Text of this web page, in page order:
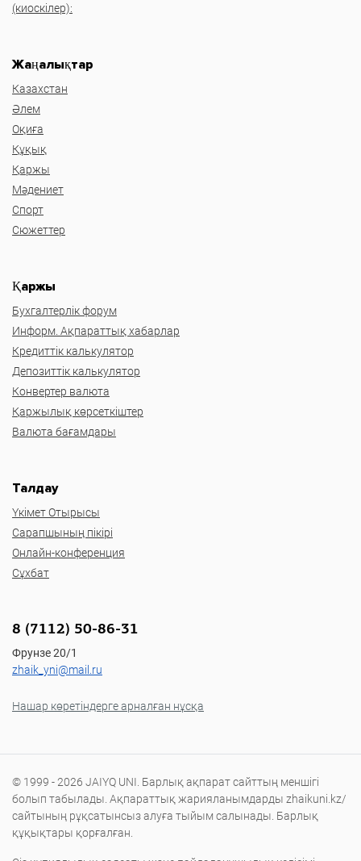
(киоскілер):
Жаңалықтар
Казахстан
Әлем
Оқиға
Құқық
Қаржы
Мәдениет
Спорт
Сюжеттер
Қаржы
Бухгалтерлік форум
Информ. Ақпараттық хабарлар
Кредиттік калькулятор
Депозиттік калькулятор
Конвертер валюта
Қаржылық көрсеткіштер
Валюта бағамдары
Талдау
Үкімет Отырысы
Сарапшының пікірі
Онлайн-конференция
Сұхбат
8 (7112) 50-86-31
Фрунзе 20/1
zhaik_yni@mail.ru
Нашар көретіндерге арналған нұсқа
© 1999 - 2026 JAIYQ UNI. Барлық ақпарат сайттың меншігі
болып табылады. Ақпараттық жарияланымдарды zhaikuni.kz/
сайтының рұқсатынсыз алуға тыйым салынады. Барлық
құқықтары қорғалған.